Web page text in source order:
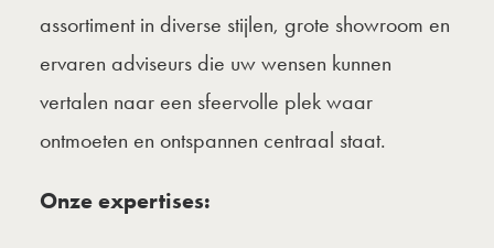
assortiment in diverse stijlen, grote showroom en
ervaren adviseurs die uw wensen kunnen
vertalen naar een sfeervolle plek waar
ontmoeten en ontspannen centraal staat.
Onze expertises: